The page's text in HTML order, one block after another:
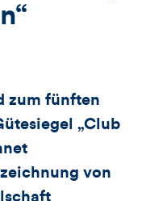
zum fünften
„Club
von